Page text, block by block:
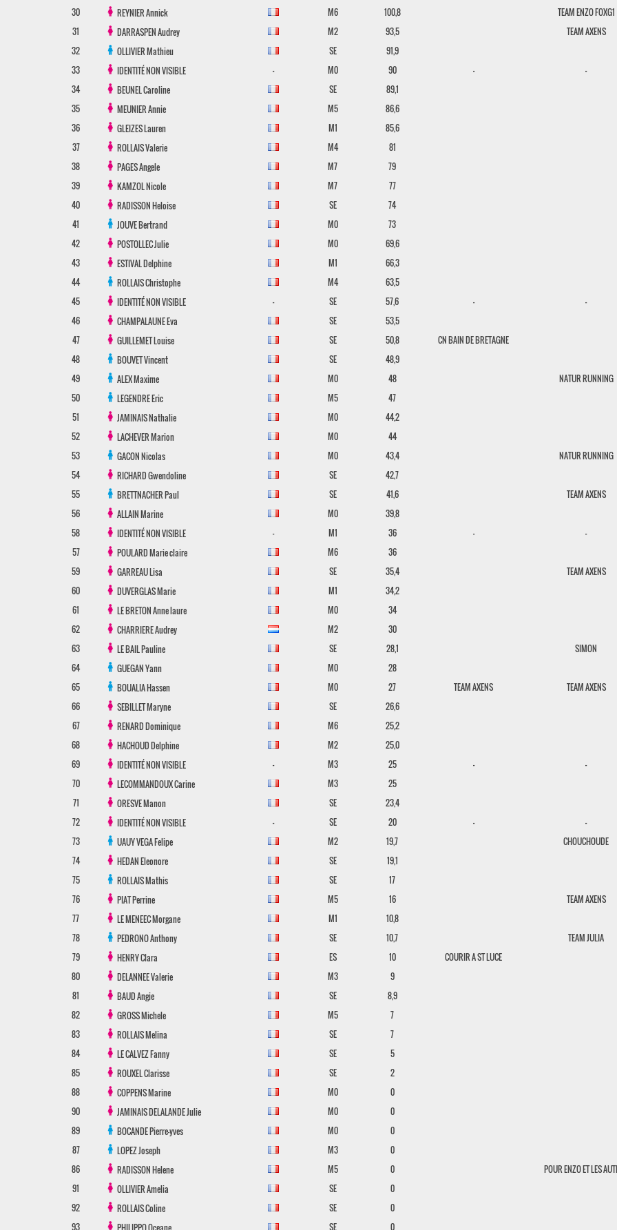
30
REYNIERAnnick M6 100,8
TEAM ENZO FOXG1
31
DARRASPENAudrey M2 93,5
TEAM AXENS
32
OLLIVIERMathieu SE
91,9
33
IDENTITÉ NON VISIBLE - M0 90 -
-
34
BEUNELCaroline SE
89,1
35
MEUNIERAnnie M5
86,6
36
GLEIZESLauren M1
85,6
37
ROLLAISValerie M4
81
38
PAGESAngele M7
79
39
KAMZOLNicole M7
77
40
RADISSONHeloise SE
74
41
JOUVEBertrand M0
73
42
POSTOLLECJulie M0
69,6
43
ESTIVALDelphine M1
66,3
44
ROLLAISChristophe M4
63,5
45
IDENTITÉ NON VISIBLE - SE 57,6 -
-
46
CHAMPALAUNEEva SE
53,5
47
GUILLEMETLouise SE 50,8
CN BAIN DE BRETAGNE
48
BOUVETVincent SE
48,9
49
ALEXMaxime M0 48
NATUR RUNNING
50
LEGENDREEric M5
47
51
JAMINAISNathalie M0
44,2
52
LACHEVERMarion M0
44
53
GACONNicolas M0 43,4
NATUR RUNNING
54
RICHARDGwendoline SE
42,7
55
BRETTNACHERPaul SE 41,6
TEAM AXENS
56
ALLAINMarine M0
39,8
58
IDENTITÉ NON VISIBLE - M1 36 -
-
57
POULARDMarie claire M6
36
59
GARREAULisa SE 35,4
TEAM AXENS
60
DUVERGLASMarie M1
34,2
61
LE BRETONAnne laure M0
34
62
CHARRIEREAudrey M2
30
63
LE BAILPauline SE 28,1
SIMON
64
GUEGANYann M0
28
65
BOUALIAHassen M0 27 TEAM AXENS
TEAM AXENS
66
SEBILLETMaryne SE
26,6
67
RENARDDominique M6
25,2
68
HACHOUDDelphine M2
25,0
69
IDENTITÉ NON VISIBLE - M3 25 -
-
70
LECOMMANDOUXCarine M3
25
71
ORESVEManon SE
23,4
72
IDENTITÉ NON VISIBLE - SE 20 -
-
73
UAUY VEGAFelipe M2 19,7
CHOUCHOUDE
74
HEDANEleonore SE
19,1
75
ROLLAISMathis SE
17
76
PIATPerrine M5 16
TEAM AXENS
77
LE MENEECMorgane M1
10,8
78
PEDRONOAnthony SE 10,7
TEAM JULIA
79
HENRYClara ES 10
COURIR A ST LUCE
80
DELANNEEValerie M3
9
81
BAUDAngie SE
8,9
82
GROSSMichele M5
7
83
ROLLAISMelina SE
7
84
LE CALVEZFanny SE
5
85
ROUXELClarisse SE
2
88
COPPENSMarine M0
0
90
JAMINAIS DELALANDEJulie M0
0
89
BOCANDEPierre-yves M0
0
87
LOPEZJoseph M3
0
86
RADISSONHelene M5 0
POUR ENZO ET LES
91
OLLIVIERAmelia SE
0
92
ROLLAISColine SE
0
93
PHILIPPOOceane SE 0